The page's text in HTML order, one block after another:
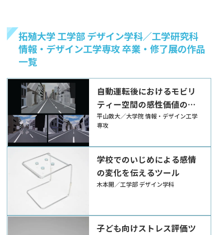
拓殖大学 工学部 デザイン学科／工学研究科
情報・デザイン工学専攻 卒業・修了展の作品
一覧
自動運転後におけるモビリ
ティー空間の感性価値の考
案
平山敦大／大学院 情報・デザイン工学
専攻
学校でのいじめによる感情
の変化を伝えるツール
木本開／工学部 デザイン学科
子ども向けストレス評価ツ